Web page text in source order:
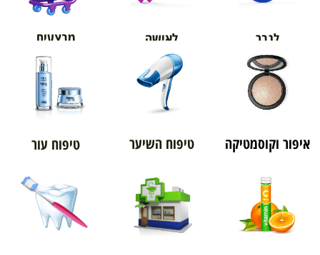
לגבר לאישה מבצעים
איפור וקוסמטיקה טיפוח השיער טיפוח עור